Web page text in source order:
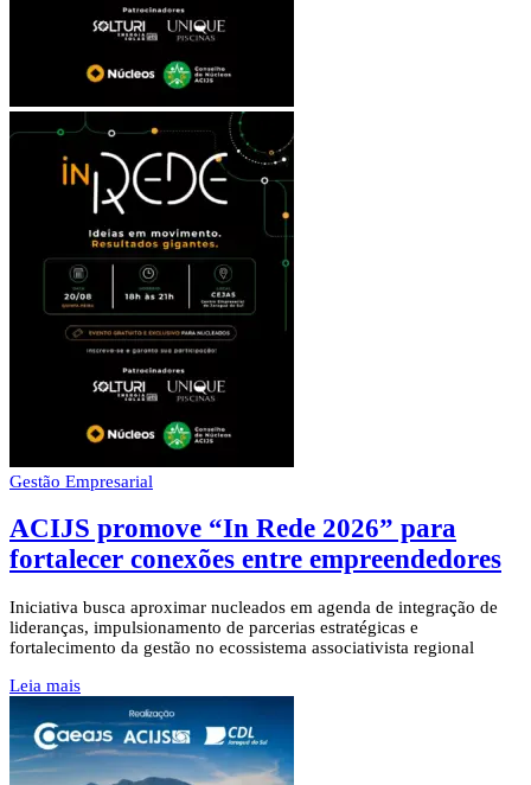
Gestão Empresarial
ACIJS promove “In Rede 2026” para
fortalecer conexões entre empreendedores
Iniciativa busca aproximar nucleados em agenda de integração de
lideranças, impulsionamento de parcerias estratégicas e
fortalecimento da gestão no ecossistema associativista regional
Leia mais